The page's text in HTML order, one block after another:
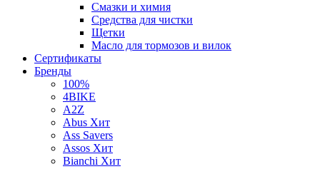
Смазки и химия
Средства для чистки
Щетки
Масло для тормозов и вилок
Сертификаты
Бренды
100%
4BIKE
A2Z
Abus Хит
Ass Savers
Assos Хит
Bianchi Хит